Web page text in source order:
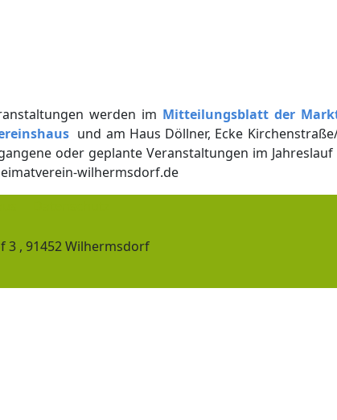
werden im Mitteilungsblatt der
und am Haus Döllner, Ecke
oder geplante Veranstaltungen im
wilhermsdorf.de
3 , 91452 Wilhermsdorf